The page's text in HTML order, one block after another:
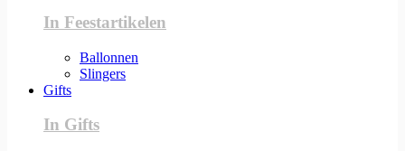
In Feestartikelen
Ballonnen
Slingers
Gifts
In Gifts